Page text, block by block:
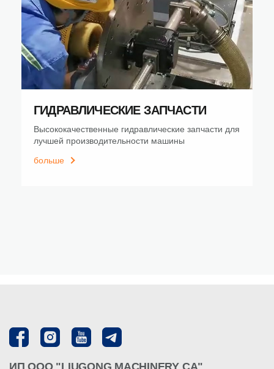
ГИДРАВЛИЧЕСКИЕ ЗАПЧАСТИ
Высококачественные гидравлические запчасти для
лучшей производительности машины
больше